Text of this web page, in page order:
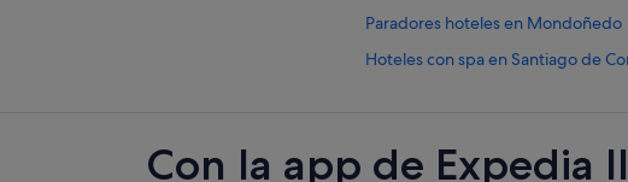
Paradores hoteles en Mondoñedo
Hoteles con spa en Santiago de
Nh Hotels en Casco antiguo de
Con la app de Expedia